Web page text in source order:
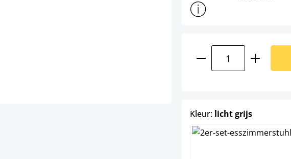
Toon meer productinformatie
Kleur: licht grijsselect